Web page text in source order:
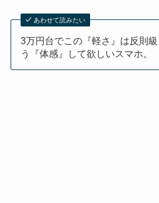
あわせて読みたい
3万円台でこの『軽さ』は反則
う『体感』して欲しいスマホ。